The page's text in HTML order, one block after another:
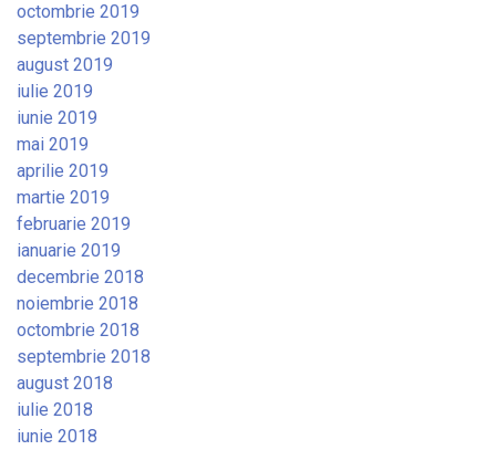
octombrie 2019
septembrie 2019
august 2019
iulie 2019
iunie 2019
mai 2019
aprilie 2019
martie 2019
februarie 2019
ianuarie 2019
decembrie 2018
noiembrie 2018
octombrie 2018
septembrie 2018
august 2018
iulie 2018
iunie 2018